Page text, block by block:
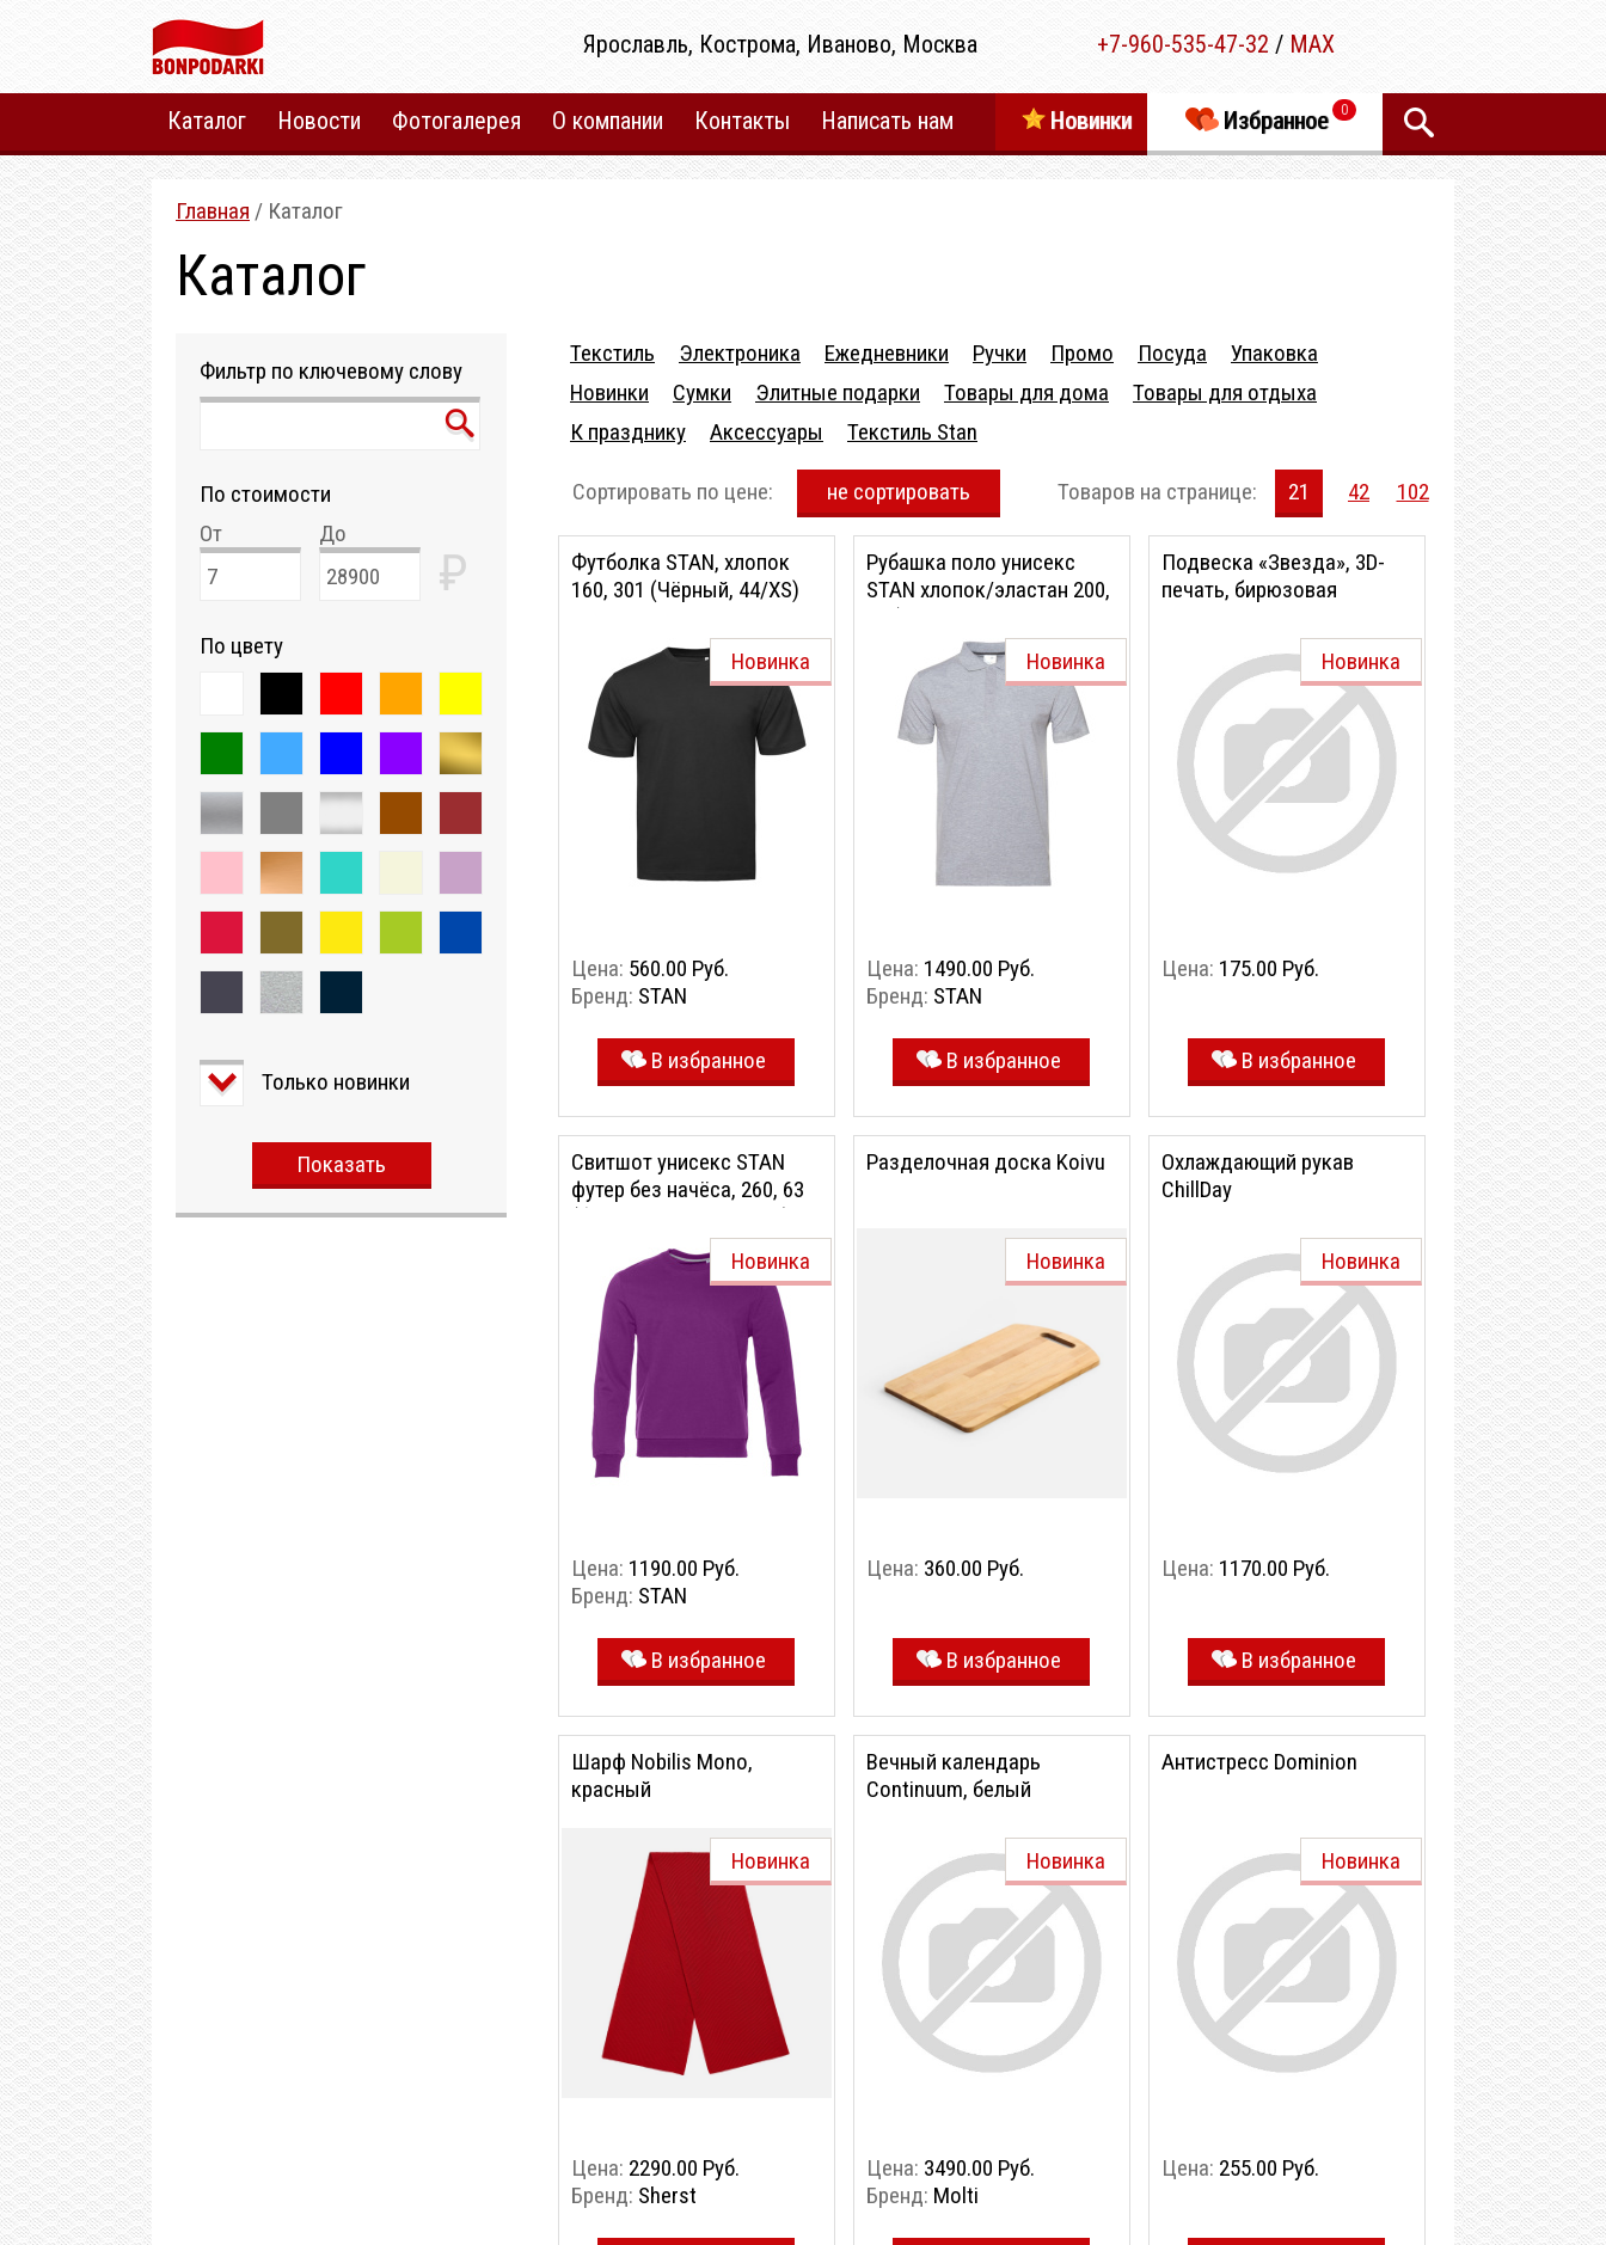
+7-960-535-47-32 / MAX
Ярославль, Кострома, Иваново, Москва
Каталог Новости Фотогалерея О компании Контакты Написать нам 0
Избранное
Новинки
Главная / Каталог
Каталог
Фильтр по ключевому слову
По стоимости
От
До
₽
По цвету
Только новинки
Показать
Текстиль Электроника Ежедневники Ручки Промо Посуда
Упаковка
Новинки
Сумки Элитные подарки Товары для дома
Товары для отдыха
К празднику
Аксесcуары Текстиль Stan
102
42
21
Товаров на странице:
не сортировать
Сортировать по цене:
Новинка
Цена: 560.00 Руб.
Бренд: STAN
В избранное
Футболка STAN, хлопок
160, 301 (Чёрный, 44/XS)
Новинка
Цена: 1490.00 Руб.
Бренд: STAN
В избранное
Рубашка поло унисекс
STAN хлопок/эластан 200,
05 (Серый меланж,
Новинка
Цена: 175.00 Руб.
В избранное
Подвеска «Звезда», 3D-
печать, бирюзовая
Новинка
Цена: 1190.00 Руб.
Бренд: STAN
В избранное
Свитшот унисекс STAN
футер без начёса, 260, 63
(Фиолетовый, 56/XXXL)
Новинка
Цена: 360.00 Руб.
В избранное
Разделочная доска Koivu
Новинка
Цена: 1170.00 Руб.
В избранное
Охлаждающий рукав
ChillDay
Новинка
Цена: 2290.00 Руб.
Бренд: Sherst
Шарф Nobilis Mono,
красный
Новинка
Цена: 3490.00 Руб.
Бренд: Molti
Вечный календарь
Continuum, белый
Новинка
Цена: 255.00 Руб.
Антистресс Dominion